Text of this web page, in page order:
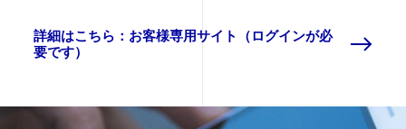
詳細はこちら：お客様専用サイト（ログインが必
要です）